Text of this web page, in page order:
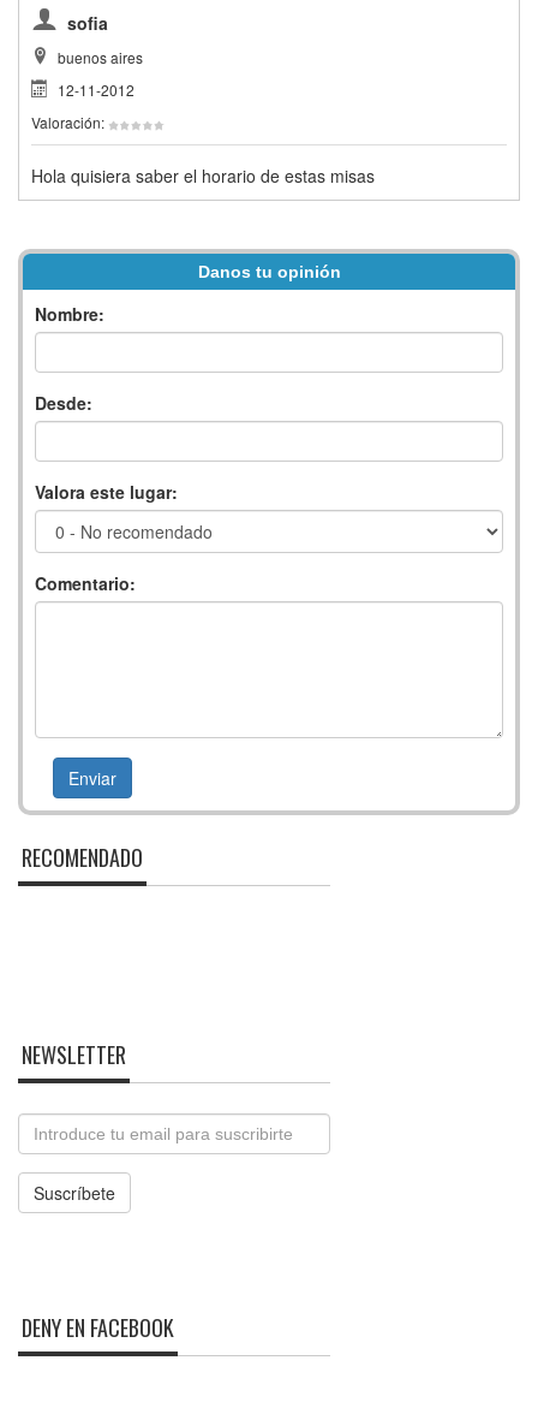
sofia
buenos aires
12-11-2012
Valoración:
Hola quisiera saber el horario de estas misas
Danos tu opinión
Nombre:
Desde:
Valora este lugar:
Comentario:
RECOMENDADO
NEWSLETTER
Email
Suscríbete
DENY EN FACEBOOK